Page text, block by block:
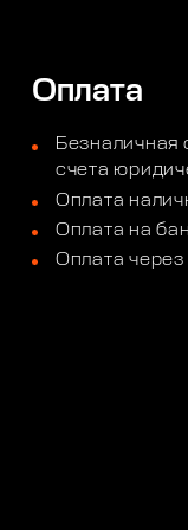
Оплата
Безналичная
счета
Оплата
Оплата на
Оплата через